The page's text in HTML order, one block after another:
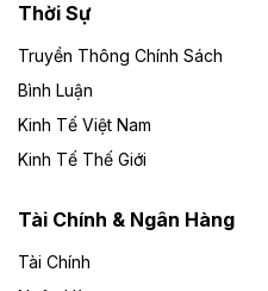
Dự án Nhà máy xử lý rác
Công ty TNHH Năng lượng
Theo vietnamfinance.vn
Đức Long Gia Lai mở
Lai
Bốn doanh nghiệp có sự
Thời Sự
Truyền Thông Chính Sách
Bình Luận
Kinh Tế Việt Nam
Kinh Tế Thế Giới
Tài Chính & Ngân Hàng
Tài Chính